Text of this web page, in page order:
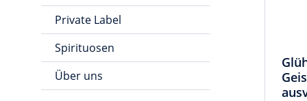
Private Label
Spirituosen
Über uns